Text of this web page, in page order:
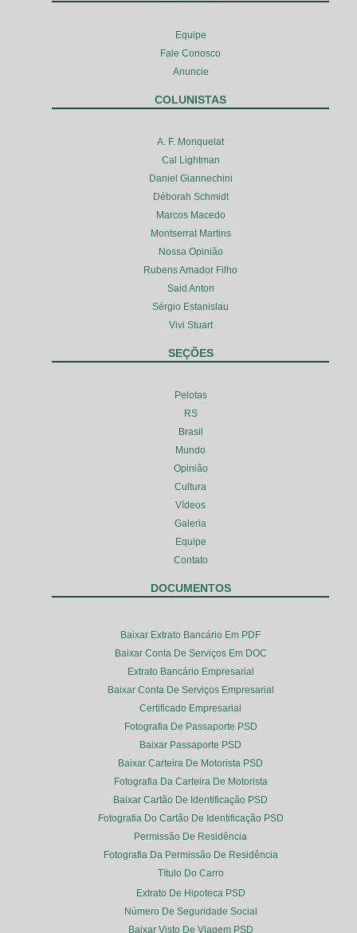
Equipe
Fale Conosco
Anuncie
COLUNISTAS
A. F. Monquelat
Cal Lightman
Daniel Giannechini
Déborah Schmidt
Marcos Macedo
Montserrat Martins
Nossa Opinião
Rubens Amador Filho
Said Anton
Sérgio Estanislau
Vivi Stuart
SEÇÕES
Pelotas
RS
Brasil
Mundo
Opinião
Cultura
Vídeos
Galeria
Equipe
Contato
DOCUMENTOS
Baixar Extrato Bancário Em PDF
Baixar Conta De Serviços Em DOC
Extrato Bancário Empresarial
Baixar Conta De Serviços Empresarial
Certificado Empresarial
Fotografia De Passaporte PSD
Baixar Passaporte PSD
Baixar Carteira De Motorista PSD
Fotografia Da Carteira De Motorista
Baixar Cartão De Identificação PSD
Fotografia Do Cartão De Identificação PSD
Permissão De Residência
Fotografia Da Permissão De Residência
Título Do Carro
Extrato De Hipoteca PSD
Número De Seguridade Social
Baixar Visto De Viagem PSD